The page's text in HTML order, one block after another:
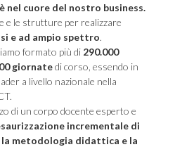
nel cuore del nostro business.
e le strutture per realizzare
e ad ampio spettro.
formato più di 290.000
giornatedi corso, essendo in
a livello nazionale nella
di un corpo docente esperto e
incrementale di
metodologia didattica e la